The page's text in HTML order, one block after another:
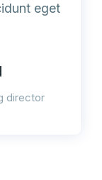
eget
director